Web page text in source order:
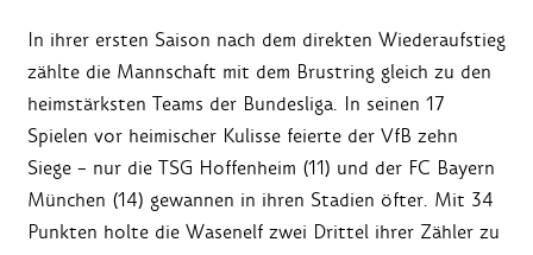
In ihrer ersten Saison nach dem direkten Wiederaufstieg
zählte die Mannschaft mit dem Brustring gleich zu den
heimstärksten Teams der Bundesliga. In seinen 17
Spielen vor heimischer Kulisse feierte der VfB zehn
Siege – nur die TSG Hoffenheim (11) und der FC Bayern
München (14) gewannen in ihren Stadien öfter. Mit 34
Punkten holte die Wasenelf zwei Drittel ihrer Zähler zu